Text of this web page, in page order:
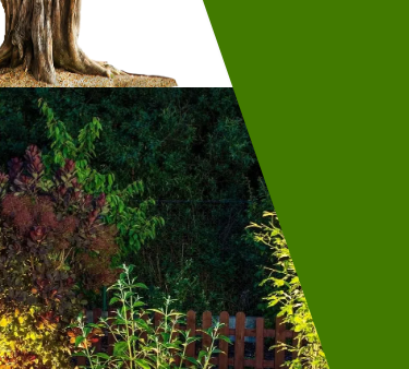
tailler vos haies ?
éléments d’ornement, c’est pour donner du charme
aussi à créer des espaces dans votre jardin et à
Et pour que votre arbuste puisse avoir un plus
plus belle forme ; sachez qu’il est nécessaire de
façon régulière. Et si vous prévoyez de tailler vos
65200 ; faites appel à notre entreprise Welty Marc.
le métier depuis des années, notre entreprise
réaliser des tailles de haies sur mesure.